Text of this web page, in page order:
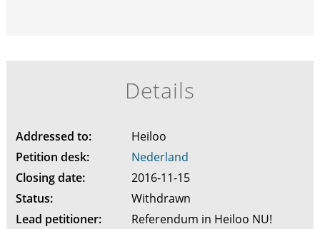
Details
Addressed to:
Heiloo
Petition desk:
Nederland
Closing date:
2016-11-15
Status:
Withdrawn
Lead petitioner:
Referendum in Heiloo NU!